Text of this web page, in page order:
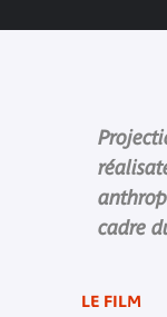
cadre
LE FILM